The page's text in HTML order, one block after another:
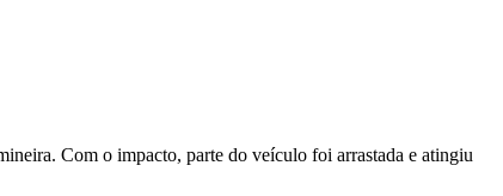
Com o impacto, parte do veículo foi arrastada e atingiu